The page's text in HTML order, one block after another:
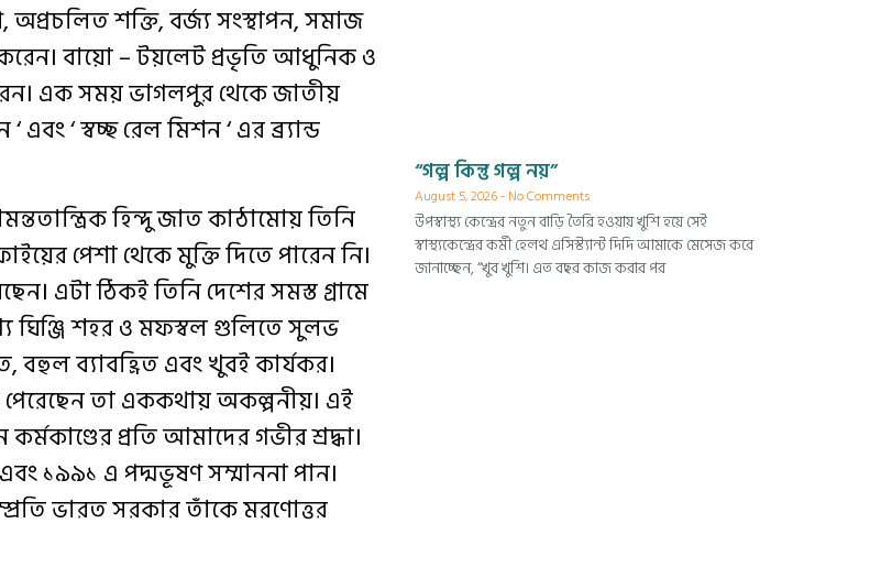
শক্তি, বর্জ্য সংস্থাপন, সমাজ
বায়ো – টয়লেট প্রভৃতি আধুনিক ও
এক সময় ভাগলপুর থেকে জাতীয়
‘ স্বচ্ছ রেল মিশন ‘ এর ব্র্যান্ড
হিন্দু জাত কাঠামোয় তিনি
পেশা থেকে মুক্তি দিতে পারেন নি।
এটা ঠিকই তিনি দেশের সমস্ত গ্রামে
ঘিঞ্জি শহর ও মফস্বল গুলিতে সুলভ
ব্যাবহ্রিত এবং খুবই কার্যকর।
তা এককথায় অকল্পনীয়। এই
প্রতি আমাদের গভীর শ্রদ্ধা।
১৯৯১ এ পদ্মভূষণ সম্মাননা পান।
ভারত সরকার তাঁকে মরণোত্তর
“গল্প কিন্তু গল্প নয়”
August 5, 2026 No Comments
উপস্বাস্থ্য কেন্দ্রের নতুন বাড়ি তৈরি হওয়ায় খুশি হয়ে সেই
স্বাস্থ্যকেন্দ্রের কর্মী হেলথ এসিস্ট্যান্ট দিদি আমাকে মেসেজ করে
জানাচ্ছেন, “খুব খুশি। এত বছর কাজ করার পর